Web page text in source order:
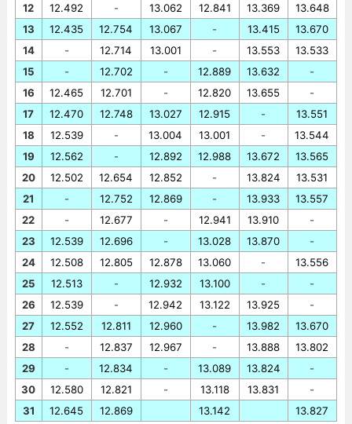
12
13
14
15
16
17
18
19
20
21
22
23
24
25
26
27
28
29
30
31
12.492
12.435
-
-
12.465
12.470
12.539
12.562
12.502
-
-
12.539
12.508
12.513
12.539
12.552
-
-
12.580
12.645
-
12.754
12.714
12.702
12.701
12.748
-
-
12.654
12.752
12.677
12.696
12.805
-
-
12.811
12.837
12.834
12.821
12.869
13.062
13.067
13.001
-
-
13.027
13.004
12.892
12.852
12.869
-
-
12.878
12.932
12.942
12.960
12.967
-
-
12.841
-
-
12.889
12.820
12.915
13.001
12.988
-
-
12.941
13.028
13.060
13.100
13.122
-
-
13.089
13.118
13.142
13.369
13.415
13.553
13.632
13.655
-
-
13.672
13.824
13.933
13.910
13.870
-
-
13.925
13.982
13.888
13.824
13.831
13.648
13.670
13.533
-
-
13.551
13.544
13.565
13.531
13.557
-
-
13.556
-
-
13.670
13.802
-
-
13.827